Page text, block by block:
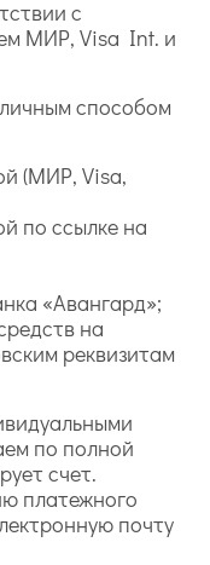
с
МИР, Visa Int. и
способом
(МИР, Visa,
по ссылке на
«Авангард»;
на
реквизитам
по полной
счет.
платежного
почту